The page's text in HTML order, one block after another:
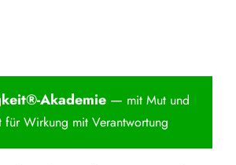
t®-Akademie— mit Mut und
für Wirkung mit Verantwortung